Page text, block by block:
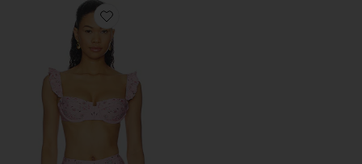
Favorite KIWI ビスチェビキニトップ